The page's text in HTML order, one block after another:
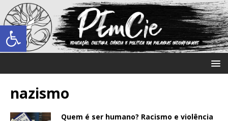
Abrir a barra de ferramentas
nazismo
Quem é ser humano? Racismo e violência